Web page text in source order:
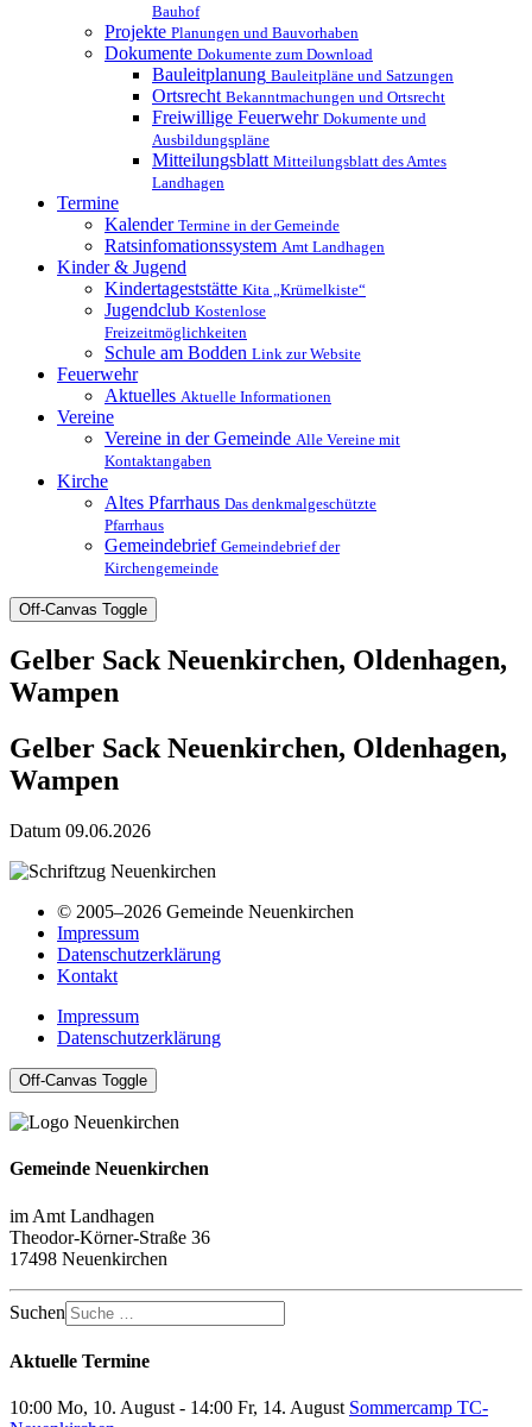
Bauhof
Projekte Planungen und Bauvorhaben
Dokumente Dokumente zum Download
Bauleitplanung Bauleitpläne und Satzungen
Ortsrecht Bekanntmachungen und Ortsrecht
Freiwillige Feuerwehr Dokumente und
Ausbildungspläne
Mitteilungsblatt Mitteilungsblatt des Amtes
Landhagen
Termine
Kalender Termine in der Gemeinde
Ratsinfomationssystem Amt Landhagen
Kinder & Jugend
Kindertageststätte Kita „Krümelkiste“
Jugendclub Kostenlose
Freizeitmöglichkeiten
Schule am Bodden Link zur Website
Feuerwehr
Aktuelles Aktuelle Informationen
Vereine
Vereine in der Gemeinde Alle Vereine mit
Kontaktangaben
Kirche
Altes Pfarrhaus Das denkmalgeschützte
Pfarrhaus
Gemeindebrief Gemeindebrief der
Kirchengemeinde
Off-Canvas Toggle
Gelber Sack Neuenkirchen, Oldenhagen,
Wampen
Gelber Sack Neuenkirchen, Oldenhagen,
Wampen
Datum 09.06.2026
© 2005–2026 Gemeinde Neuenkirchen
Impressum
Datenschutzerklärung
Kontakt
Impressum
Datenschutzerklärung
Off-Canvas Toggle
Gemeinde Neuenkirchen
im Amt Landhagen
Theodor-Körner-Straße 36
17498 Neuenkirchen
Suchen
Aktuelle Termine
10:00 Mo, 10. August - 14:00 Fr, 14. August Sommercamp TC-